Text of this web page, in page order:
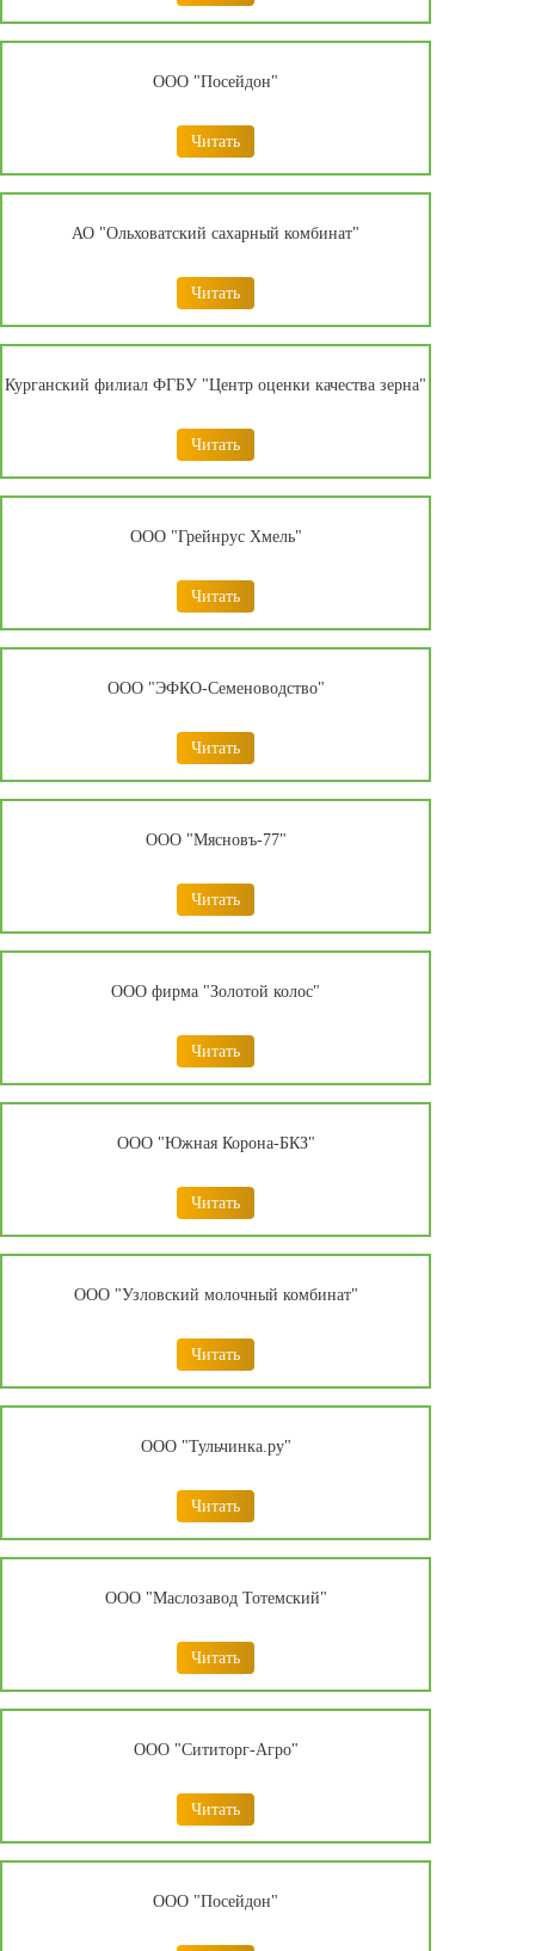
ООО "Посейдон"
Читать
АО "Ольховатский сахарный комбинат"
Читать
Курганский филиал ФГБУ "Центр оценки качества зерна"
Читать
ООО "Грейнрус Хмель"
Читать
ООО "ЭФКО-Семеноводство"
Читать
ООО "Мясновъ-77"
Читать
ООО фирма "Золотой колос"
Читать
ООО "Южная Корона-БКЗ"
Читать
ООО "Узловский молочный комбинат"
Читать
ООО "Тульчинка.ру"
Читать
ООО "Маслозавод Тотемский"
Читать
ООО "Сититорг-Агро"
Читать
ООО "Посейдон"